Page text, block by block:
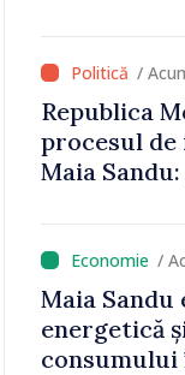
/
Republica
procesul de
Maia
/
Maia
energetică
consumului